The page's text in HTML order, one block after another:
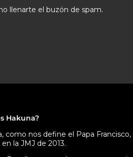
llenarte el buzón de spam.
Hakuna?
como nos define el Papa
la JMJ de 2013.